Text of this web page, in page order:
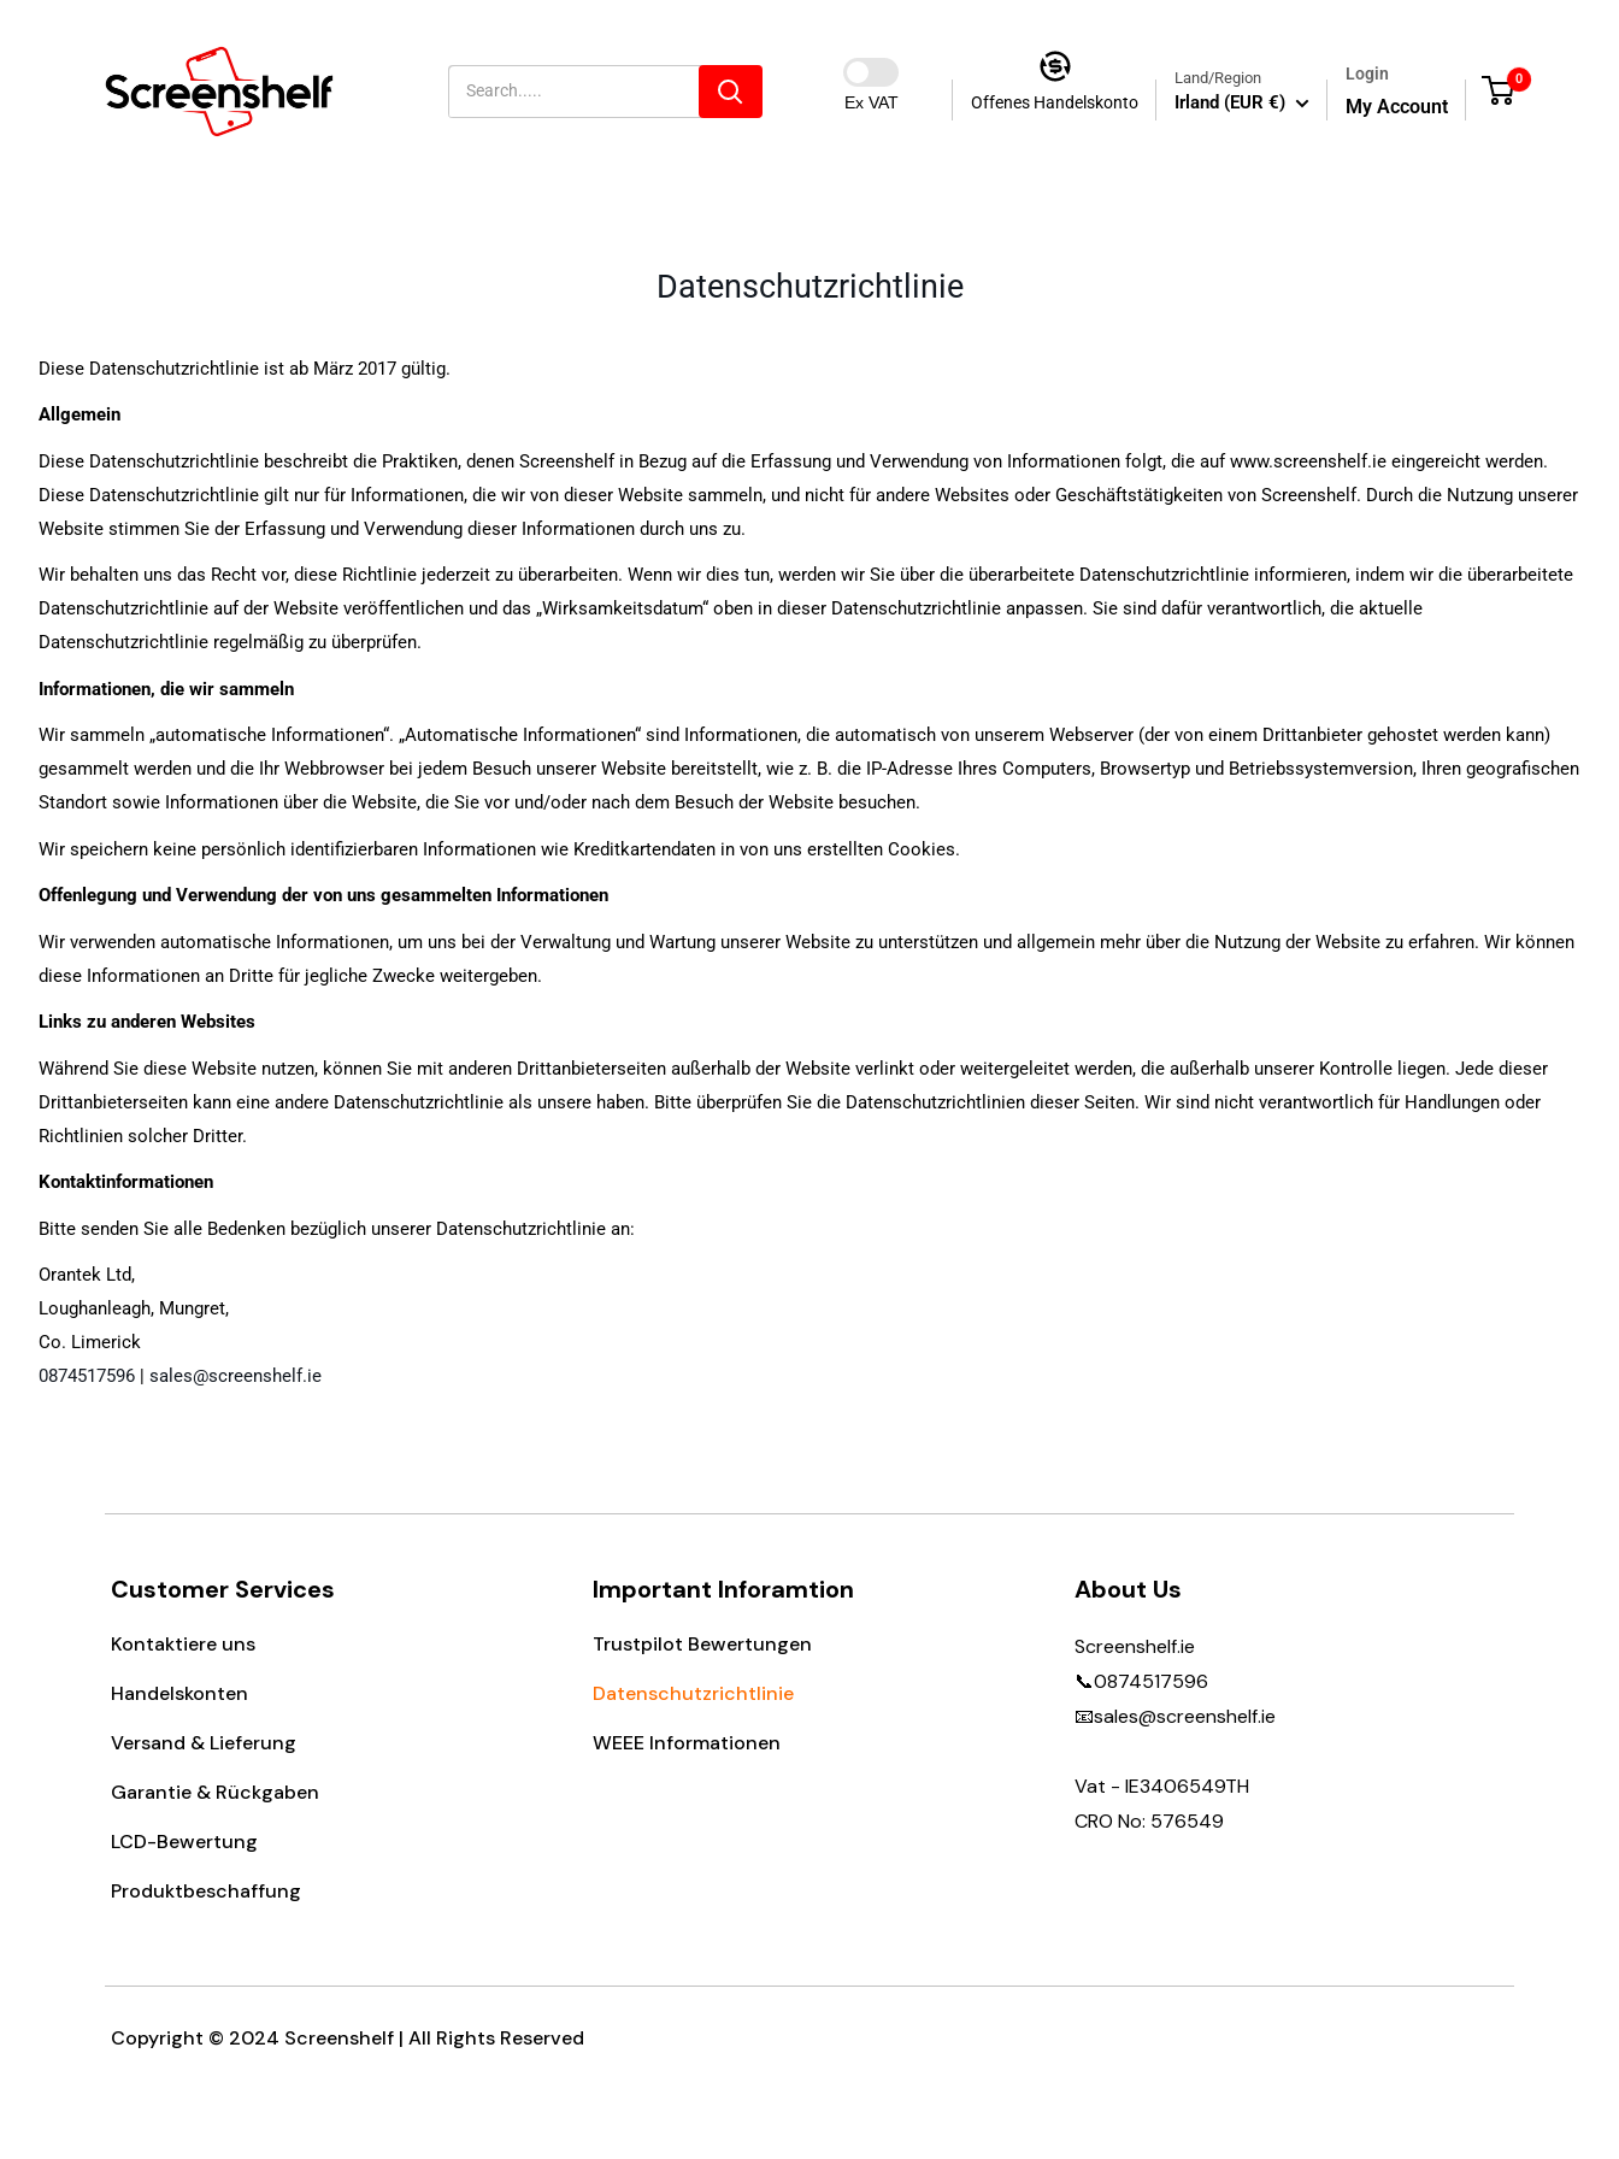
Ex VAT Offenes Handelskonto
Land/Region
Irland (EUR €)
Login
My Account
0
Datenschutzrichtlinie
Diese Datenschutzrichtlinie ist ab März 2017 gültig.
Allgemein
Diese Datenschutzrichtlinie beschreibt die Praktiken, denen Screenshelf in Bezug auf die Erfassung und Verwendung von Informationen folgt, die auf www.screenshelf.ie eingereicht werden.
Diese Datenschutzrichtlinie gilt nur für Informationen, die wir von dieser Website sammeln, und nicht für andere Websites oder Geschäftstätigkeiten von Screenshelf. Durch die Nutzung unserer
Website stimmen Sie der Erfassung und Verwendung dieser Informationen durch uns zu.
Wir behalten uns das Recht vor, diese Richtlinie jederzeit zu überarbeiten. Wenn wir dies tun, werden wir Sie über die überarbeitete Datenschutzrichtlinie informieren, indem wir die überarbeitete
Datenschutzrichtlinie auf der Website veröffentlichen und das „Wirksamkeitsdatum“ oben in dieser Datenschutzrichtlinie anpassen. Sie sind dafür verantwortlich, die aktuelle
Datenschutzrichtlinie regelmäßig zu überprüfen.
Informationen, die wir sammeln
Wir sammeln „automatische Informationen“. „Automatische Informationen“ sind Informationen, die automatisch von unserem Webserver (der von einem Drittanbieter gehostet werden kann)
gesammelt werden und die Ihr Webbrowser bei jedem Besuch unserer Website bereitstellt, wie z. B. die IP-Adresse Ihres Computers, Browsertyp und Betriebssystemversion, Ihren geografischen
Standort sowie Informationen über die Website, die Sie vor und/oder nach dem Besuch der Website besuchen.
Wir speichern keine persönlich identifizierbaren Informationen wie Kreditkartendaten in von uns erstellten Cookies.
Offenlegung und Verwendung der von uns gesammelten Informationen
Wir verwenden automatische Informationen, um uns bei der Verwaltung und Wartung unserer Website zu unterstützen und allgemein mehr über die Nutzung der Website zu erfahren. Wir können
diese Informationen an Dritte für jegliche Zwecke weitergeben.
Links zu anderen Websites
Während Sie diese Website nutzen, können Sie mit anderen Drittanbieterseiten außerhalb der Website verlinkt oder weitergeleitet werden, die außerhalb unserer Kontrolle liegen. Jede dieser
Drittanbieterseiten kann eine andere Datenschutzrichtlinie als unsere haben. Bitte überprüfen Sie die Datenschutzrichtlinien dieser Seiten. Wir sind nicht verantwortlich für Handlungen oder
Richtlinien solcher Dritter.
Kontaktinformationen
Bitte senden Sie alle Bedenken bezüglich unserer Datenschutzrichtlinie an:
Orantek Ltd,
Loughanleagh, Mungret,
Co. Limerick
0874517596 | sales@screenshelf.ie
Customer Services
Kontaktiere uns
Handelskonten
Versand & Lieferung
Garantie & Rückgaben
LCD-Bewertung
Produktbeschaffung
Important Inforamtion
Trustpilot Bewertungen
Datenschutzrichtlinie
WEEE Informationen
About Us
Screenshelf.ie
📞0874517596
📧sales@screenshelf.ie
Vat - IE3406549TH
CRO No: 576549
Copyright © 2024 Screenshelf | All Rights Reserved